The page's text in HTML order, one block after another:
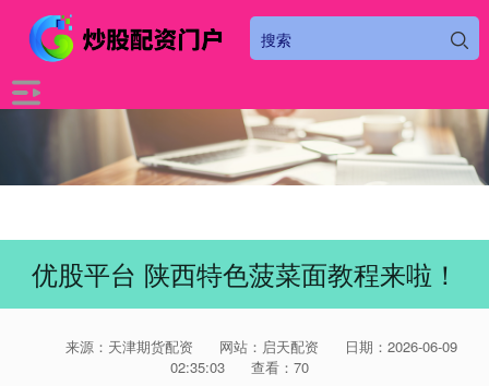
优股平台 陕西特色菠菜面教程来啦！
来源：天津期货配资 网站：启天配资
日期：2026-06-09
02:35:03
查看：70